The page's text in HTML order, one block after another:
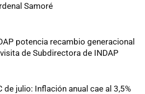
Samoré
potencia recambio generacional
de Subdirectora de INDAP
de julio: Inflación anual cae al 3,5%